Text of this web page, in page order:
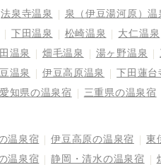
法泉寺温泉 泉（伊豆湯河原）温
下田温泉 松崎温泉 大仁温泉
温泉 畑毛温泉 湯ヶ野温泉
温泉 伊豆高原温泉 下田蓮台
愛知県の温泉宿 三重県の温泉宿
温泉宿 伊豆高原の温泉宿 東
温泉宿 静岡・清水の温泉宿